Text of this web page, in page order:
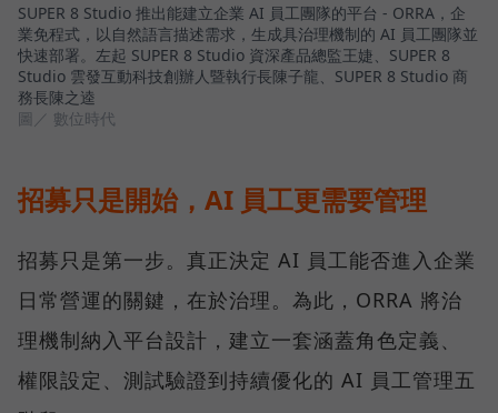
SUPER 8 Studio 推出能建立企業 AI 員工團隊的平台 - ORRA，企
業免程式，以自然語言描述需求，生成具治理機制的 AI 員工團隊並
快速部署。左起 SUPER 8 Studio 資深產品總監王婕、SUPER 8
Studio 雲發互動科技創辦人暨執行長陳子龍、SUPER 8 Studio 商
務長陳之逵
圖／ 數位時代
招募只是開始，AI 員工更需要管理
招募只是第一步。真正決定 AI 員工能否進入企業
日常營運的關鍵，在於治理。為此，ORRA 將治
理機制納入平台設計，建立一套涵蓋角色定義、
權限設定、測試驗證到持續優化的 AI 員工管理五